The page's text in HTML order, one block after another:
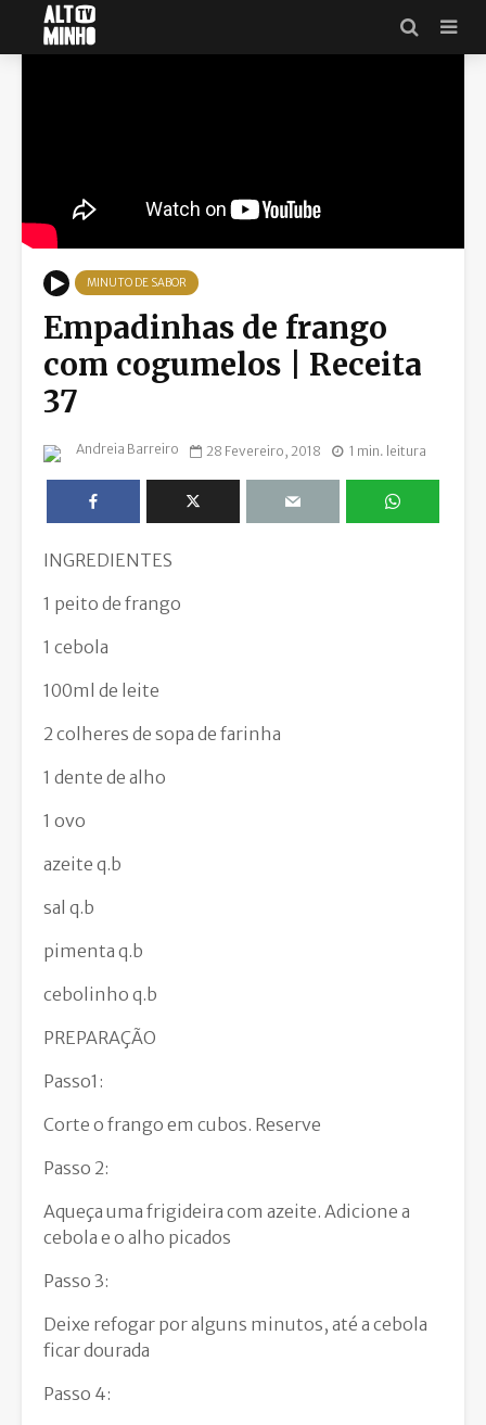
MINUTO DE SABOR
Empadinhas de frango
com cogumelos | Receita
37
Andreia Barreiro 28 Fevereiro, 2018 1 min. leitura
INGREDIENTES
1 peito de frango
1 cebola
100ml de leite
2 colheres de sopa de farinha
1 dente de alho
1 ovo
azeite q.b
sal q.b
pimenta q.b
cebolinho q.b
PREPARAÇÃO
Passo1:
Corte o frango em cubos. Reserve
Passo 2:
Aqueça uma frigideira com azeite. Adicione a
cebola e o alho picados
Passo 3:
Deixe refogar por alguns minutos, até a cebola
ficar dourada
Passo 4: